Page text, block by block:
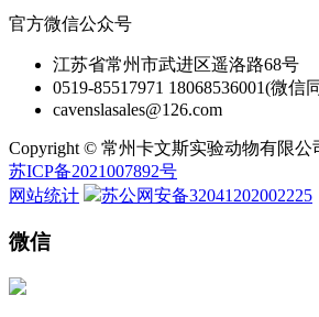
官方微信公众号
江苏省常州市武进区遥洛路68号
0519-85517971 18068536001(微信
cavenslasales@126.com
Copyright © 常州卡文斯实验动物有限公
苏ICP备2021007892号
网站统计
苏公网安备32041202002225
微信